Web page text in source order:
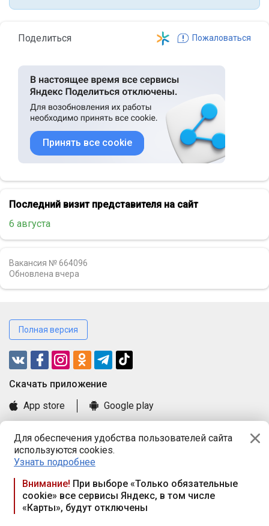
Для обеспечения удобства пользователей сайта
используются cookies.
Узнать подробнее
Внимание! При выборе «Только обязательные
cookie» все сервисы Яндекс, в том числе
«Карты», будут отключены
Поделиться Пожаловаться
Принять все cookie
Последний визит представителя на сайт
6 августа
Вакансия № 664096
Обновлена вчера
Полная версия
Cкачать приложение
App store
Google play
Книга замечаний и предложений
Правила и документы
Praca.by © 2000—2026, ООО «ПРАЦА БАЙ»
Республика Беларусь, 220114, г. Минск, пр-т Независимости
117а, пом. № 9.